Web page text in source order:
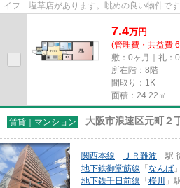
イフ 塩草店があります。眺めの良い物件で
7.4万円
(管理費・共益費
敷：0ヶ月｜礼：
所在階：8階
間取り：1K
面積：24.22㎡
賃貸｜マンション 大阪市浪速区元町２
関西本線 「 ＪＲ難波 」駅
地下鉄御堂筋線 「 なんば
地下鉄千日前線 「 桜川
」